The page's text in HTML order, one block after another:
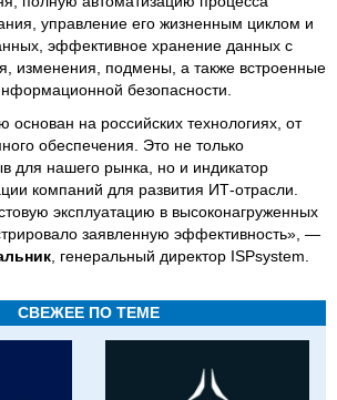
управление его жизненным циклом и
эффективное хранение данных с
изменения, подмены, а также встроенные
безопасности.
на российских технологиях, от
обеспечения. Это не только
для нашего рынка, но и индикатор
компаний для развития ИТ-отрасли.
эксплуатацию в высоконагруженных
заявленную эффективность», —
, генеральный директор ISPsystem.
СВЕЖЕЕ ПО ТЕМЕ